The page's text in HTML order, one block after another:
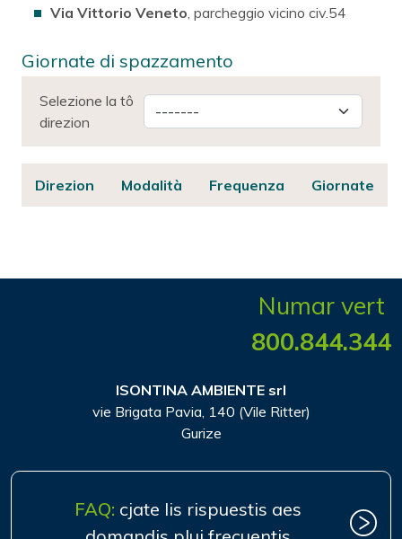
Via Vittorio Veneto , parcheggio vicino civ.54
Giornate di spazzamento
Selezione la tô
direzion
Direzion Modalità Frequenza Giornate
Numar vert
800.844.344
ISONTINA AMBIENTE srl
vie Brigata Pavia, 140 (Vile Ritter)
Gurize
FAQ: cjate lis rispuestis aes